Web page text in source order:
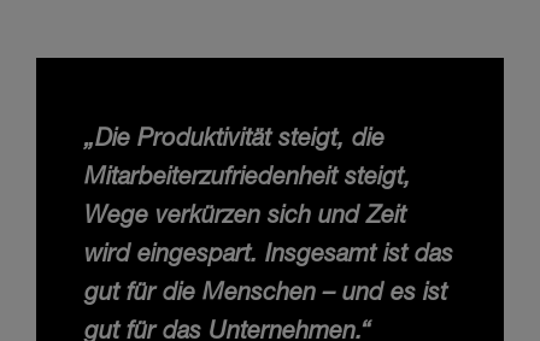
„Die Produktivität steigt, die
Mitarbeiterzufriedenheit steigt,
Wege verkürzen sich und Zeit
wird eingespart. Insgesamt ist das
gut für die Menschen – und es ist
gut für das Unternehmen.“